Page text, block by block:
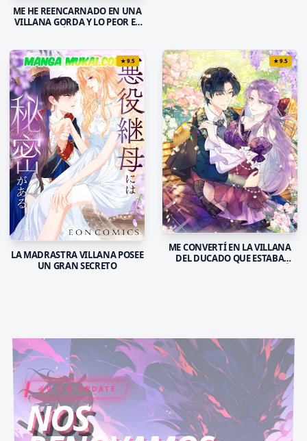
ME HE REENCARNADO EN UNA
VILLANA GORDA Y LO PEOR ES
★9.5
LA MADRASTRA VILLANA POSEE
UN GRAN SECRETO
★9.5
ME CONVERTÍ EN LA VILLANA
DEL DUCADO QUE ESTABA
V 2.0 UPDATE
NOS
COIN RUSH
ELITE PASS